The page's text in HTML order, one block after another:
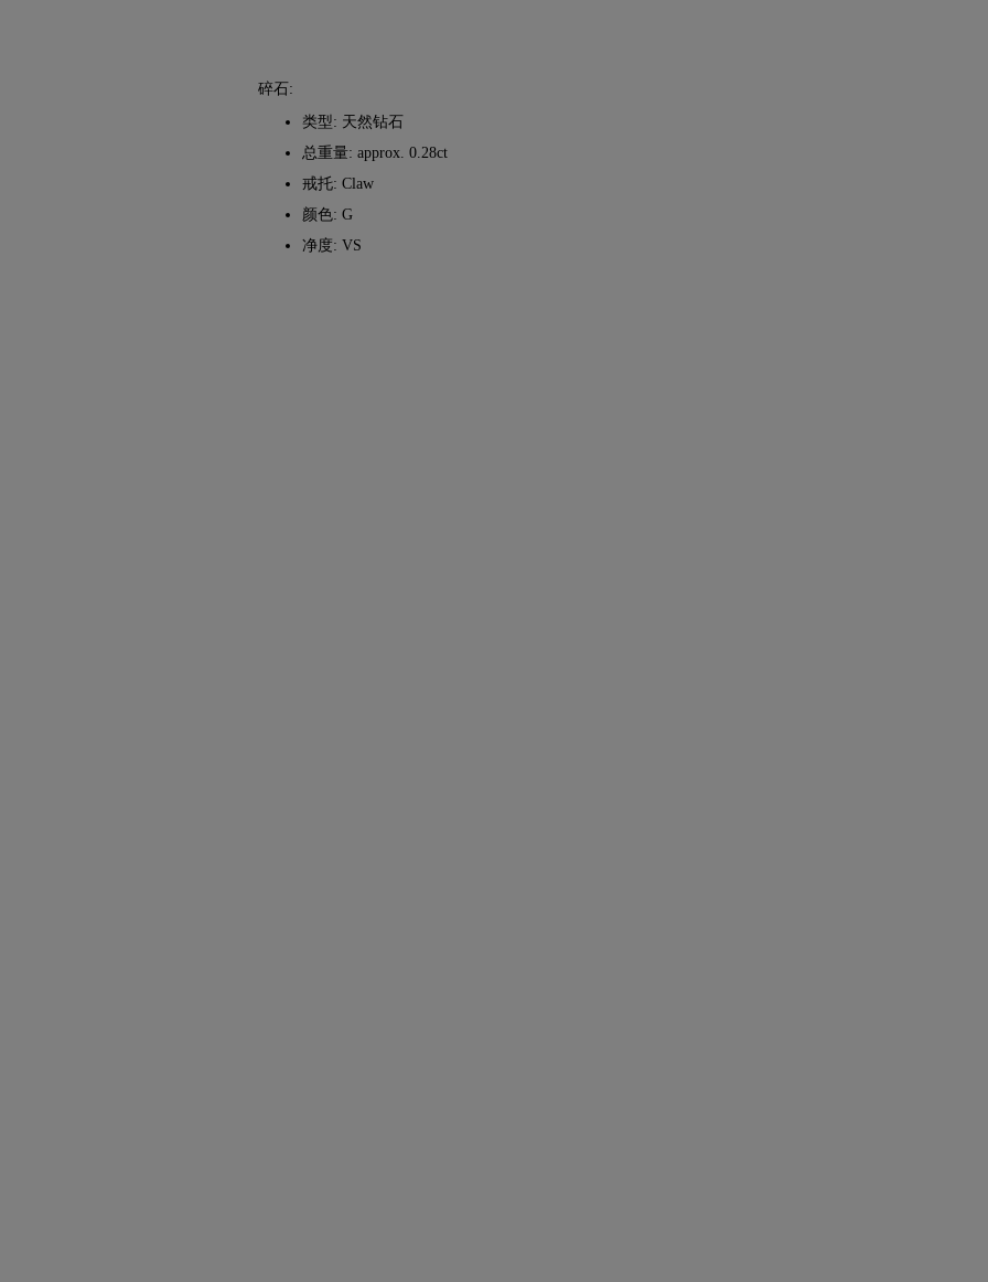
碎石:
类型: 天然钻石
总重量: approx. 0.28ct
戒托: Claw
颜色: G
净度: VS